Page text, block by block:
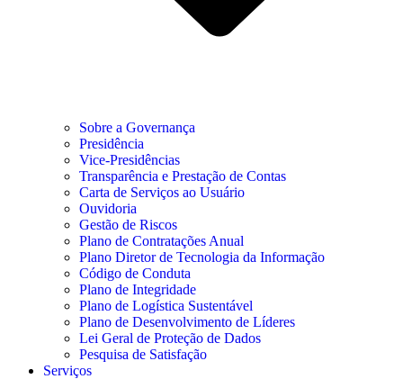
Sobre a Governança
Presidência
Vice-Presidências
Transparência e Prestação de Contas
Carta de Serviços ao Usuário
Ouvidoria
Gestão de Riscos
Plano de Contratações Anual
Plano Diretor de Tecnologia da Informação
Código de Conduta
Plano de Integridade
Plano de Logística Sustentável
Plano de Desenvolvimento de Líderes
Lei Geral de Proteção de Dados
Pesquisa de Satisfação
Serviços